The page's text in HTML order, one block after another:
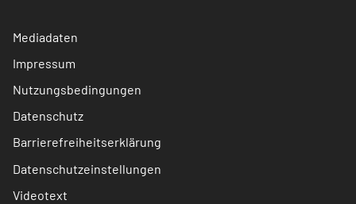
Mediadaten
Impressum
Nutzungsbedingungen
Datenschutz
Barrierefreiheitserklärung
Datenschutzeinstellungen
Videotext